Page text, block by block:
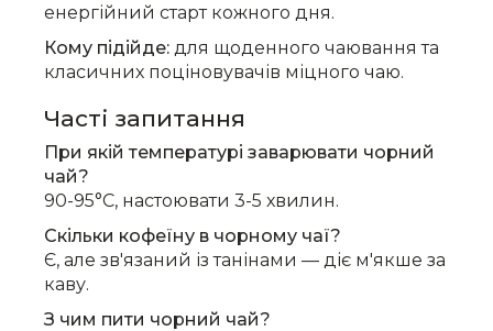
енергійний старт кожного дня.
Кому підійде: для щоденного чаювання та
класичних поціновувачів міцного чаю.
Часті запитання
При якій температурі заварювати чорний
чай?
90-95°C, настоювати 3-5 хвилин.
Скільки кофеїну в чорному чаї?
Є, але зв'язаний із танінами — діє м'якше за
каву.
З чим пити чорний чай?